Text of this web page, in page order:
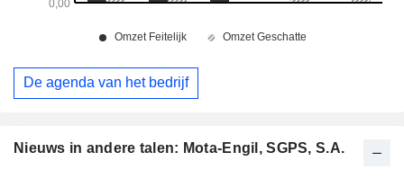
Nieuws in andere talen: Mota-Engil, SGPS, S.A.
De agenda van het bedrijf